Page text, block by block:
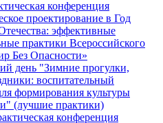
конференция
проектирование в Год
эффективные
практики Всероссийского
Без Опасности»
день "Зимние прогулки,
воспитательный
формирования культуры
(лучшие практики)
конференция